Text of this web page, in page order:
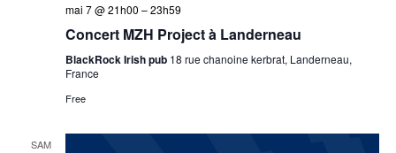
mai 7 @ 21h00 –23h59
Concert MZH Project à Landerneau
BlackRock Irish pub 18 rue chanoine kerbrat, Landerneau,
France
Free
SAM